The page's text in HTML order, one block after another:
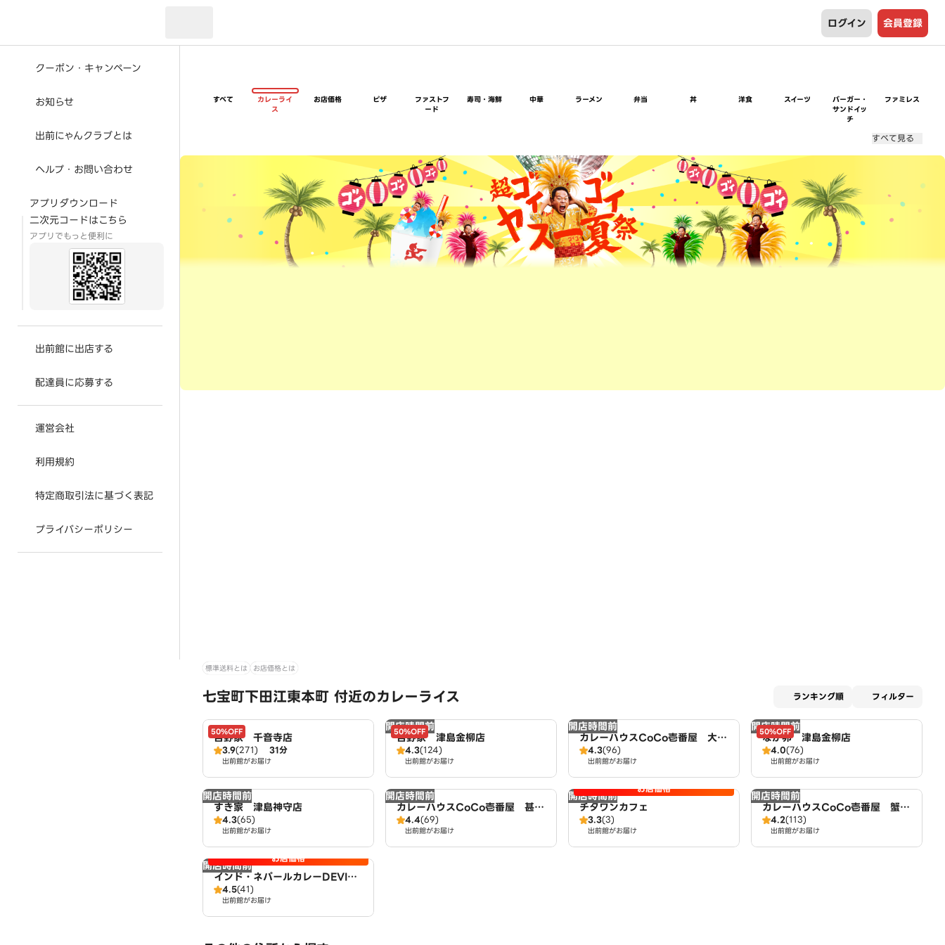
ログイン 会員登録
クーポン・キャンペーン
お知らせ
出前にゃんクラブとは
ヘルプ・お問い合わせ
アプリダウンロード
二次元コードはこちら
アプリでもっと便利に
出前館に出店する
配達員に応募する
運営会社
利用規約
特定商取引法に基づく表記
プライバシーポリシー
すべて
カレーライ
ス
お店価格 ピザ
ファストフ
ード
寿司・海鮮 中華 ラーメン 弁当 丼 洋食 スイーツ
バーガー・
サンドイッ
チ
ファミレス
すべて見る
超ゴイゴイヤスー夏祭
標準送料とは お店価格とは
七宝町下田江東本町 付近のカレーライス ランキング順 フィルター
50%OFF
吉野家 千音寺店
3.9(271) 31分
出前館がお届け
開店時間前
50%OFF
吉野家 津島金柳店
4.3(124)
出前館がお届け
開店時間前
カレーハウスCoCo壱番屋 大治
店（SD）
4.3(96)
出前館がお届け
開店時間前
50%OFF
なか卯 津島金柳店
4.0(76)
出前館がお届け
開店時間前
すき家 津島神守店
4.3(65)
出前館がお届け
開店時間前
カレーハウスCoCo壱番屋 甚目
寺店（SD）
4.4(69)
出前館がお届け
開店時間前 お店価格
チタワンカフェ
3.3(3)
出前館がお届け
開店時間前
カレーハウスCoCo壱番屋 蟹江
インター店（SD）
4.2(113)
出前館がお届け
開店時間前 お店価格
インド・ネパールカレーDEVI大
治店
4.5(41)
出前館がお届け